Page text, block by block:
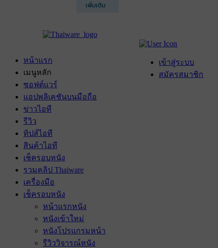
เพิ่มเติม
เข้าสู่ระบบ
สมัครสมาชิก
หน้าแรก
เมนูหลัก
ซอฟต์แวร์
แอปพลิเคชันบนมือถือ
ข่าวไอที
รีวิว
ทิปส์ไอที
สินค้าไอที
เช็ครอบหนัง
รวมคลิป Thaiware
เครื่องมือ
เช็ครอบหนัง
หน้าแรกหนัง
หนังเข้าใหม่
หนังโปรแกรมหน้า
รีวิววิจารณ์หนัง